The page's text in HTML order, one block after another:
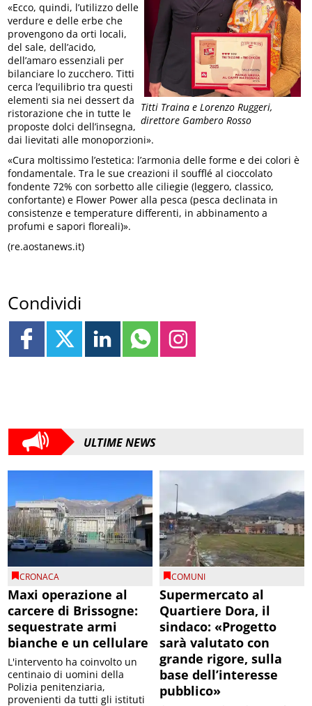
Titti Traina e Lorenzo Ruggeri,
direttore Gambero Rosso
«Ecco, quindi, l’utilizzo delle
verdure e delle erbe che
provengono da orti locali,
del sale, dell’acido,
dell’amaro essenziali per
bilanciare lo zucchero. Titti
cerca l’equilibrio tra questi
elementi sia nei dessert da
ristorazione che in tutte le
proposte dolci dell’insegna,
dai lievitati alle monoporzioni».
«Cura moltissimo l’estetica: l’armonia delle forme e dei colori è
fondamentale. Tra le sue creazioni il soufflé al cioccolato
fondente 72% con sorbetto alle ciliegie (leggero, classico,
confortante) e Flower Power alla pesca (pesca declinata in
consistenze e temperature differenti, in abbinamento a
profumi e sapori floreali)».
(re.aostanews.it)
Condividi
ULTIME NEWS
CRONACA
Maxi operazione al
carcere di Brissogne:
sequestrate armi
bianche e un cellulare
L'intervento ha coinvolto un
centinaio di uomini della
Polizia penitenziaria,
provenienti da tutti gli istituti
COMUNI
Supermercato al
Quartiere Dora, il
sindaco: «Progetto
sarà valutato con
grande rigore, sulla
base dell’interesse
pubblico»